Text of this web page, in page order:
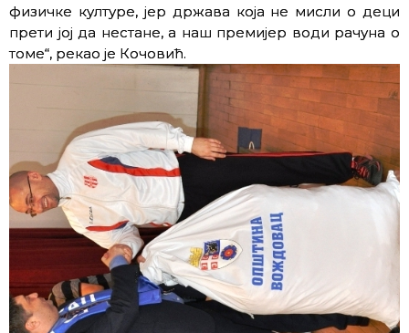
физичке културе, јер држава која не мисли о деци
прети јој да нестане, а наш премијер води рачуна о
томе“, рекао је Кочовић.